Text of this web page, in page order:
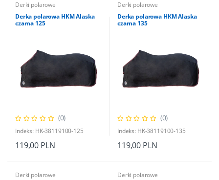
Derki polarowe
Derka polarowa HKM Alaska
czarna 125
(0)
Indeks: HK-38119100-125
119,00 PLN
Derki polarowe
Derka polarowa HKM Alaska
czarna 135
(0)
Indeks: HK-38119100-135
119,00 PLN
Derki polarowe
Derki polarowe